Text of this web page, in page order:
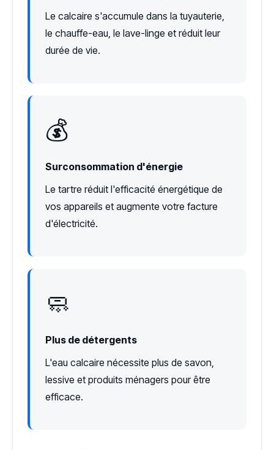
Le calcaire s'accumule dans la tuyauterie,
le chauffe-eau, le lave-linge et réduit leur
durée de vie.
💰
Surconsommation d'énergie
Le tartre réduit l'efficacité énergétique de
vos appareils et augmente votre facture
d'électricité.
🧼
Plus de détergents
L'eau calcaire nécessite plus de savon,
lessive et produits ménagers pour être
efficace.